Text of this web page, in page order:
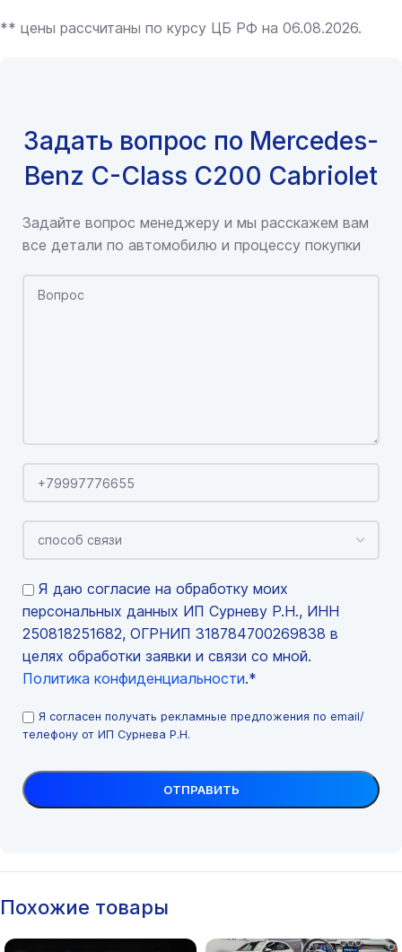
** цены рассчитаны по курсу ЦБ РФ на 06.08.2026.
Задать вопрос по Mercedes-
Benz C-Class C200 Cabriolet
Задайте вопрос менеджеру и мы расскажем вам
все детали по автомобилю и процессу покупки
Я даю согласие на обработку моих
персональных данных ИП Сурневу Р.Н., ИНН
250818251682, ОГРНИП 318784700269838 в
целях обработки заявки и связи со мной.
Политика конфиденциальности.*
Я согласен получать рекламные предложения по email/
телефону от ИП Сурнева Р.Н.
Похожие товары